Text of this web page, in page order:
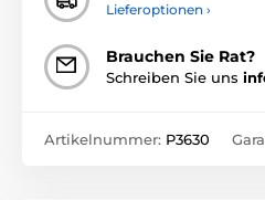
Lieferoptionen ›
Brauchen Sie Rat?
Schreiben Sie uns
Artikelnummer: P3630